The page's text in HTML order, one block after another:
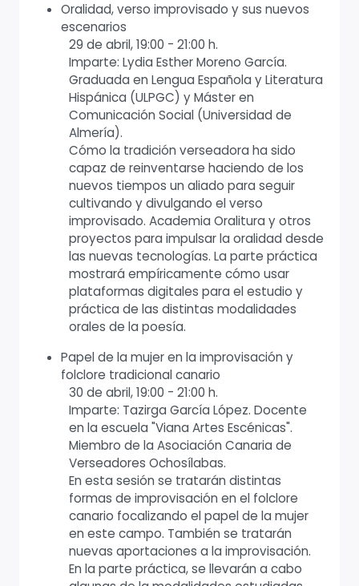
Oralidad, verso improvisado y sus nuevos
escenarios
29 de abril, 19:00 - 21:00 h.
Imparte: Lydia Esther Moreno García.
Graduada en Lengua Española y Literatura
Hispánica (ULPGC) y Máster en
Comunicación Social (Universidad de
Almería).
Cómo la tradición verseadora ha sido
capaz de reinventarse haciendo de los
nuevos tiempos un aliado para seguir
cultivando y divulgando el verso
improvisado. Academia Oralitura y otros
proyectos para impulsar la oralidad desde
las nuevas tecnologías. La parte práctica
mostrará empíricamente cómo usar
plataformas digitales para el estudio y
práctica de las distintas modalidades
orales de la poesía.
Papel de la mujer en la improvisación y
folclore tradicional canario
30 de abril, 19:00 - 21:00 h.
Imparte: Tazirga García López. Docente
en la escuela "Viana Artes Escénicas".
Miembro de la Asociación Canaria de
Verseadores Ochosílabas.
En esta sesión se tratarán distintas
formas de improvisación en el folclore
canario focalizando el papel de la mujer
en este campo. También se tratarán
nuevas aportaciones a la improvisación.
En la parte práctica, se llevarán a cabo